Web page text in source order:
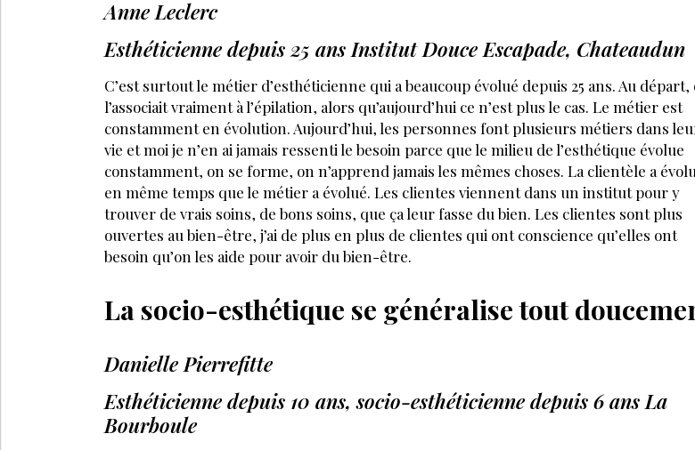
Anne Leclerc
Esthéticienne depuis 25 ans Institut Douce Escapade, Chateaudun
C’est surtout le métier d’esthéticienne qui a beaucoup évolué depuis 25 ans. Au départ,
l’associait vraiment à l’épilation, alors qu’aujourd’hui ce n’est plus le cas. Le métier est
constamment en évolution. Aujourd’hui, les personnes font plusieurs métiers dans
vie et moi je n’en ai jamais ressenti le besoin parce que le milieu de l’esthétique évolue
constamment, on se forme, on n’apprend jamais les mêmes choses. La clientèle a
en même temps que le métier a évolué. Les clientes viennent dans un institut pour y
trouver de vrais soins, de bons soins, que ça leur fasse du bien. Les clientes sont plus
ouvertes au bien-être, j’ai de plus en plus de clientes qui ont conscience qu’elles ont
besoin qu’on les aide pour avoir du bien-être.
La socio-esthétique se généralise tout
Danielle Pierrefitte
Esthéticienne depuis 10 ans, socio-esthéticienne depuis 6 ans La
Bourboule